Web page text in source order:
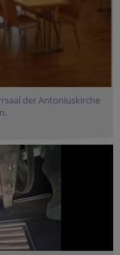
der Antoniuskirche